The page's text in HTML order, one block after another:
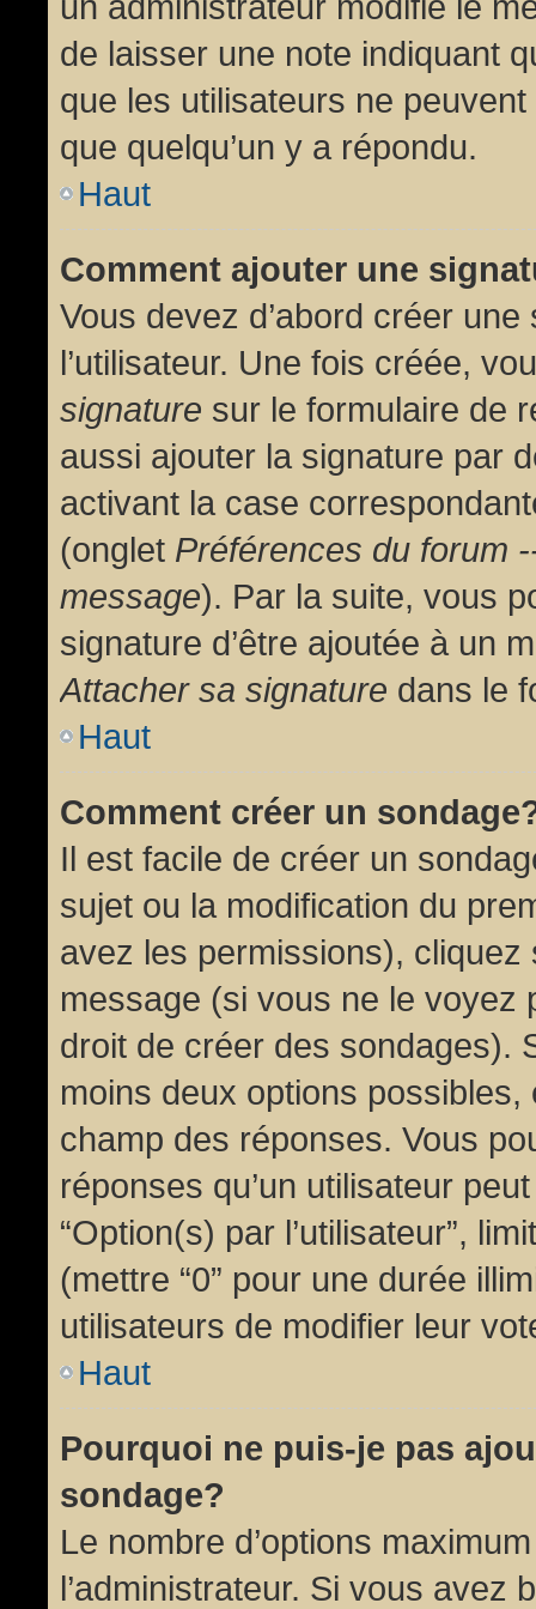
de laisser une note indiquant
que les utilisateurs ne
que quelqu’un y a répondu.
Haut
Comment ajouter une
Vous devez d’abord créer
l’utilisateur. Une fois créée,
signature sur le formulaire de
aussi ajouter la signature par
activant la case
(onglet Préférences du forum
message). Par la suite, vous
signature d’être ajoutée à un
Attacher sa signature dans le
Haut
Comment créer un
Il est facile de créer un
sujet ou la modification du
avez les permissions), cliquez
message (si vous ne le voyez
droit de créer des sondages).
moins deux options
champ des réponses. Vous
réponses qu’un utilisateur
“Option(s) par l’utilisateur”,
(mettre “0” pour une durée
utilisateurs de modifier leur
Haut
Pourquoi ne puis-je pas
sondage?
Le nombre d’options
l’administrateur. Si vous avez